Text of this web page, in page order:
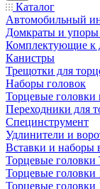
Каталог
Автомобильный
Домкраты и упоры
Комплектующие к
Канистры
Трещотки для
Наборы головок
Торцевые головки
Переходники для
Специнструмент
Удлинители и
Вставки и наборы
Торцевые головки
Торцевые головки
Торцевые головки